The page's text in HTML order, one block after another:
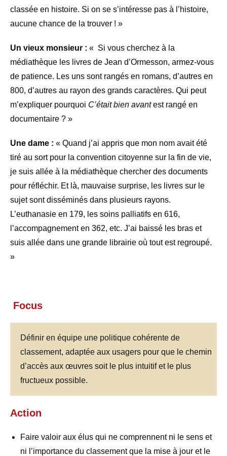
classée en histoire. Si on se s’intéresse pas à l’histoire,
aucune chance de la trouver ! »
Un vieux monsieur : « Si vous cherchez à la
médiathèque les livres de Jean d’Ormesson, armez-vous
de patience. Les uns sont rangés en romans, d’autres en
800, d’autres au rayon des grands caractères. Qui peut
m’expliquer pourquoi C’était bien avantest rangé en
documentaire ? »
Une dame : « Quand j’ai appris que mon nom avait été
tiré au sort pour la convention citoyenne sur la fin de vie,
je suis allée à la médiathèque chercher des documents
pour réfléchir. Et là, mauvaise surprise, les livres sur le
sujet sont disséminés dans plusieurs rayons.
L’euthanasie en 179, les soins palliatifs en 616,
l’accompagnement en 362, etc. J’ai baissé les bras et
suis allée dans une grande librairie où tout est regroupé.
»
Focus
Définir en équipe une politique cohérente de
classement, adaptée aux usagers pour que le chemin
d’accès aux œuvres soit le plus intuitif et le plus
fructueux possible.
Action
Faire valoir aux élus qui ne comprennent ni le sens et
ni l’importance du classement que la mise à jour et le